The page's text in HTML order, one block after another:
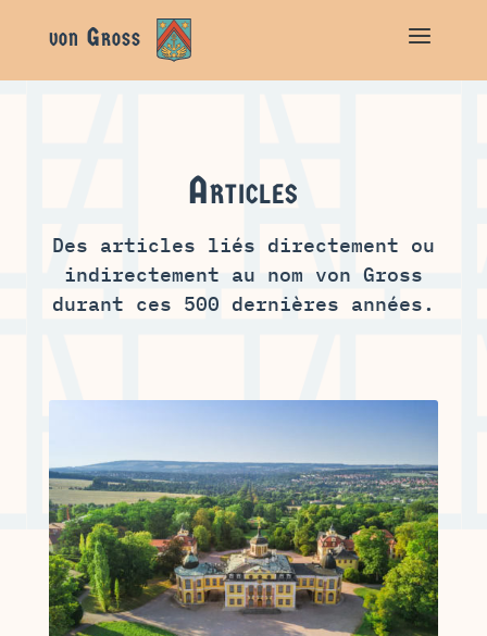
Articles
Des articles liés directement ou
indirectement au nom von Gross
durant ces 500 dernières années.